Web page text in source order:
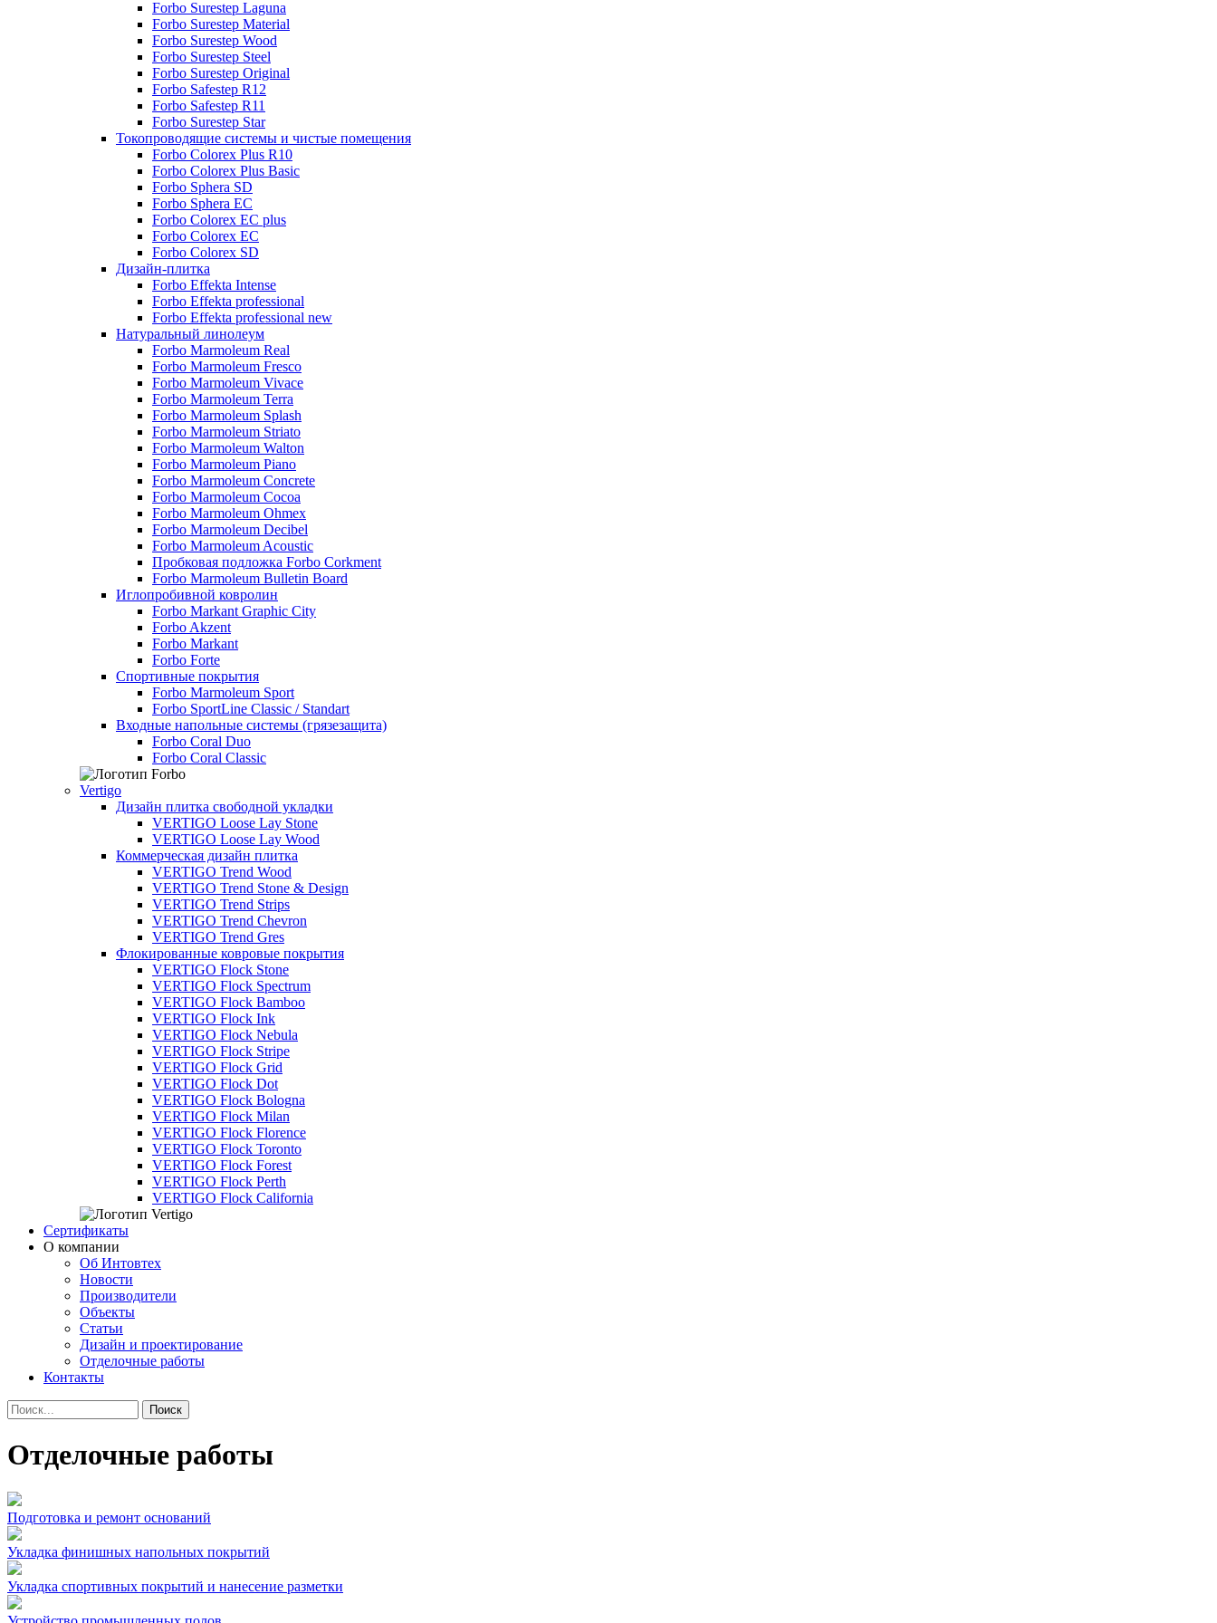
Forbo Surestep Laguna
Forbo Surestep Material
Forbo Surestep Wood
Forbo Surestep Steel
Forbo Surestep Original
Forbo Safestep R12
Forbo Safestep R11
Forbo Surestep Star
Токопроводящие системы и чистые помещения
Forbo Colorex Plus R10
Forbo Colorex Plus Basic
Forbo Sphera SD
Forbo Sphera EC
Forbo Colorex EC plus
Forbo Colorex EC
Forbo Colorex SD
Дизайн-плитка
Forbo Effekta Intense
Forbo Effekta professional
Forbo Effekta professional new
Натуральный линолеум
Forbo Marmoleum Real
Forbo Marmoleum Fresco
Forbo Marmoleum Vivace
Forbo Marmoleum Terra
Forbo Marmoleum Splash
Forbo Marmoleum Striato
Forbo Marmoleum Walton
Forbo Marmoleum Piano
Forbo Marmoleum Concrete
Forbo Marmoleum Cocoa
Forbo Marmoleum Ohmex
Forbo Marmoleum Decibel
Forbo Marmoleum Acoustic
Пробковая подложка Forbo Corkment
Forbo Marmoleum Bulletin Board
Иглопробивной ковролин
Forbo Markant Graphic City
Forbo Akzent
Forbo Markant
Forbo Forte
Спортивные покрытия
Forbo Marmoleum Sport
Forbo SportLine Classic / Standart
Входные напольные системы (грязезащита)
Forbo Coral Duo
Forbo Coral Classic
Vertigo
Дизайн плитка свободной укладки
VERTIGO Loose Lay Stone
VERTIGO Loose Lay Wood
Коммерческая дизайн плитка
VERTIGO Trend Wood
VERTIGO Trend Stone & Design
VERTIGO Trend Strips
VERTIGO Trend Chevron
VERTIGO Trend Gres
Флокированные ковровые покрытия
VERTIGO Flock Stone
VERTIGO Flock Spectrum
VERTIGO Flock Bamboo
VERTIGO Flock Ink
VERTIGO Flock Nebula
VERTIGO Flock Stripe
VERTIGO Flock Grid
VERTIGO Flock Dot
VERTIGO Flock Bologna
VERTIGO Flock Milan
VERTIGO Flock Florence
VERTIGO Flock Toronto
VERTIGO Flock Forest
VERTIGO Flock Perth
VERTIGO Flock California
Сертификаты
О компании
Об Интовтех
Новости
Производители
Объекты
Статьи
Дизайн и проектирование
Отделочные работы
Контакты
Отделочные работы
Подготовка и ремонт оснований
Укладка финишных напольных покрытий
Укладка спортивных покрытий и нанесение разметки